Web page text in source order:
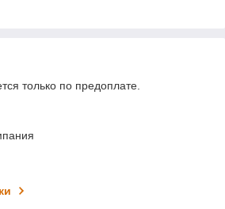
только по предоплате.